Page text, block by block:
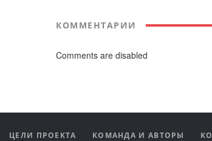
КОММЕНТАРИИ
Comments are disabled
ЦЕЛИ ПРОЕКТА КОМАНДА И АВТОРЫ